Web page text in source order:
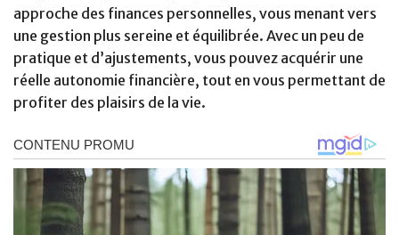
approche des finances personnelles, vous menant vers
une gestion plus sereine et équilibrée. Avec un peu de
pratique et d’ajustements, vous pouvez acquérir une
réelle autonomie financière, tout en vous permettant de
profiter des plaisirs de la vie.